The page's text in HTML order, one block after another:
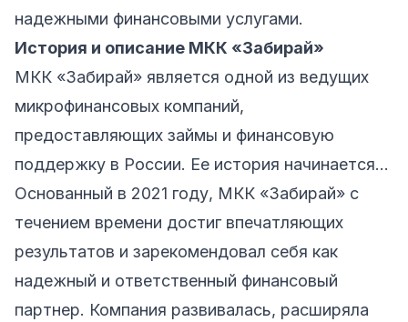
надежными финансовыми услугами.
История и описание МКК «Забирай»
МКК «Забирай» является одной из ведущих
микрофинансовых компаний,
предоставляющих займы и финансовую
поддержку в России. Ее история начинается…
Основанный в 2021 году, МКК «Забирай» с
течением времени достиг впечатляющих
результатов и зарекомендовал себя как
надежный и ответственный финансовый
партнер. Компания развивалась, расширяла